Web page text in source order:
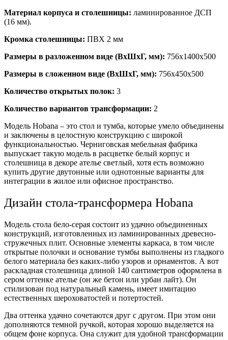
Материал корпуса и столешницы: ламинированное ДСП
(16 мм).
Кромка столешницы: ПВХ 2 мм
Размеры в разложенном виде (ВхШхГ, мм): 756х1400х500
Размеры в сложенном виде (ВхШхГ, мм): 756х450х500
Количество открытых полок: 3
Количество вариантов трансформации: 2
Модель Hobana – это стол и тумба, которые умело объединены
и заключены в целостную конструкцию с широкой
функциональностью. Черниговская мебельная фабрика
выпускает такую модель в расцветке белый корпус и
столешница в декоре ателье светлый, хотя есть возможно
купить другие двутонные или однотонные варианты для
интеграции в жилое или офисное пространство.
Дизайн стола-трансформера Hobana
Модель стола бело-серая состоит из удачно объединенных
конструкций, изготовленных из ламинированных древесно-
стружечных плит. Основные элементы каркаса, в том числе
открытые полочки и основание тумбы выполнены из гладкого
белого материала без каких-либо узоров и орнаментов. А вот
раскладная столешница длиной 140 сантиметров оформлена в
сером оттенке ателье (он же бетон или урбан лайт). Он
стилизован под натуральный камень, имеет имитацию
естественных шероховатостей и потертостей.
Два оттенка удачно сочетаются друг с другом. При этом они
дополняются темной ручкой, которая хорошо выделяется на
общем фоне корпуса. Она служит для удобной трансформации